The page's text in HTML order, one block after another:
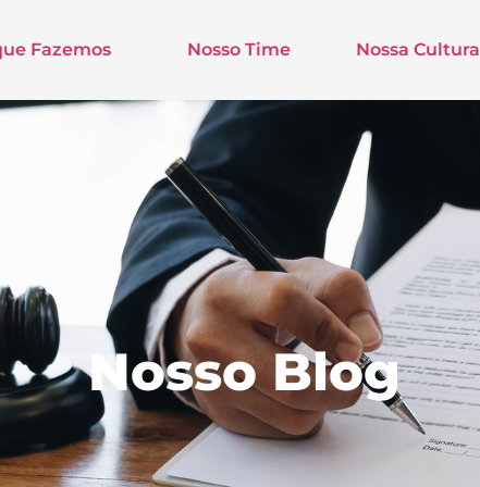
Fazemos Nosso Time Nossa Cultura
Nosso Blog